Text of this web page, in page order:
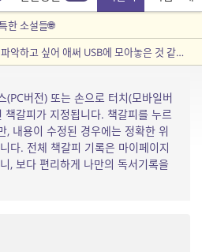
한 소설들🌐
하고 싶어 애써 USB에 모아놓은 것 같은 기록
(PC버전) 또는 손으로 터치(모바일버
갈피가 지정됩니다. 책갈피를 누르
, 내용이 수정된 경우에는 정확한 위
다. 전체 책갈피 기록은 마이페이지
, 보다 편리하게 나만의 독서기록을